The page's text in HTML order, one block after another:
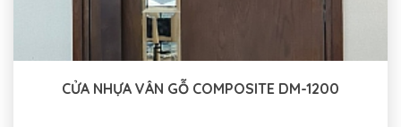
CỬA NHỰA VÂN GỖ COMPOSITE DM-1200